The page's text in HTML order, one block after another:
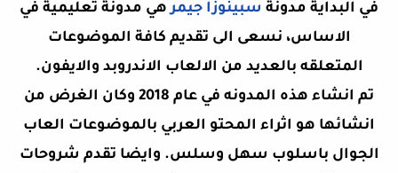
في البداية مدونة سبينوزا جيمرهي مدونة تعليمية في
الاساس، نسعى الى تقديم كافة الموضوعات
المتعلقه بالعديد من الالعاب الاندروبد والايفون.
تم انشاء هذه المدونه في عام 2018 وكان الغرض من
انشائها هو اثراء المحتو العربي بالموضوعات العاب
الجوال باسلوب سهل وسلس. وايضا تقدم شروحات